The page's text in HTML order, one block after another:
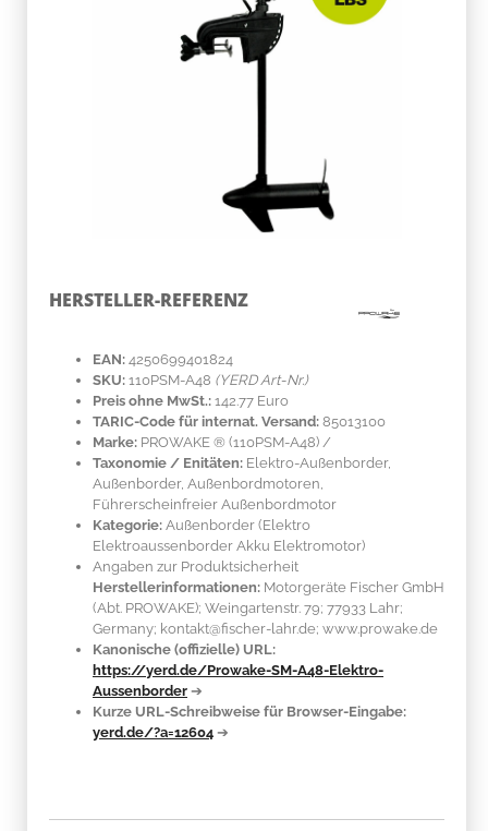
HERSTELLER-REFERENZ
EAN: 4250699401824
SKU: 110PSM-A48 (YERD Art-Nr.)
Preis ohne MwSt.: 142.77 Euro
TARIC-Code für internat. Versand: 85013100
Marke: PROWAKE ® (110PSM-A48) /
Taxonomie / Enitäten: Elektro-Außenborder,
Außenborder, Außenbordmotoren,
Führerscheinfreier Außenbordmotor
Kategorie: Außenborder (Elektro
Elektroaussenborder Akku Elektromotor)
Angaben zur Produktsicherheit
Herstellerinformationen: Motorgeräte Fischer GmbH
(Abt. PROWAKE); Weingartenstr. 79; 77933 Lahr;
Germany; kontakt@fischer-lahr.de; www.prowake.de
Kanonische (offizielle) URL:
https://yerd.de/Prowake-SM-A48-Elektro-
Aussenborder ➔
Kurze URL-Schreibweise für Browser-Eingabe:
yerd.de/?a=12604 ➔